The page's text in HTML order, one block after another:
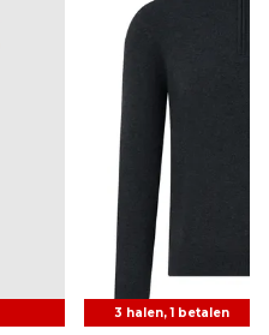
3 halen, 1 betalen